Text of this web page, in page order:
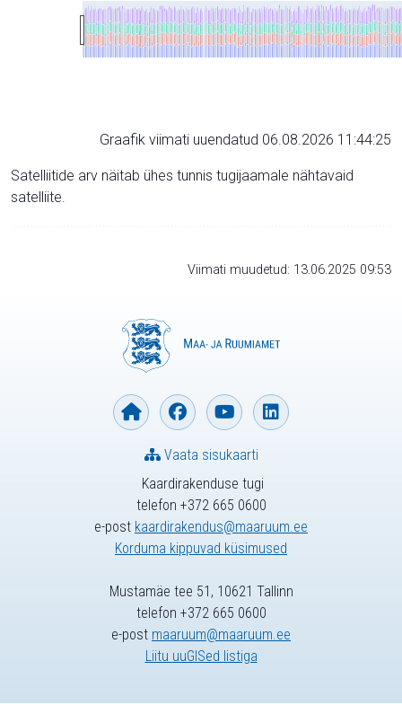
Graafik viimati uuendatud 06.08.2026 11:44:25
Satelliitide arv näitab ühes tunnis tugijaamale nähtavaid
satelliite.
Viimati muudetud: 13.06.2025 09:53
Kaardirakenduse tugi
telefon +372 665 0600
e-post kaardirakendus@maaruum.ee
Korduma kippuvad küsimused
Vaata sisukaarti
Mustamäe tee 51, 10621 Tallinn
telefon +372 665 0600
e-post maaruum@maaruum.ee
Liitu uuGISed listiga